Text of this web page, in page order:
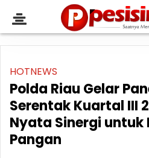
HOTNEWS
Polda Riau Gelar
Serentak Kuartal III
Nyata Sinergi untuk
Pangan